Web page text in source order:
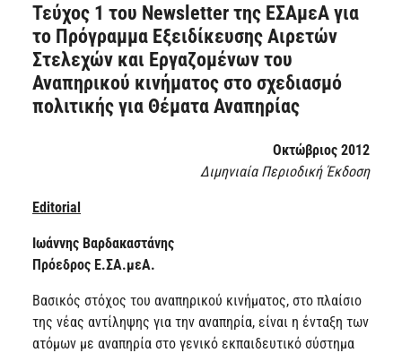
Τεύχος 1 του Newsletter της ΕΣΑμεΑ για
το Πρόγραμμα Εξειδίκευσης Αιρετών
Στελεχών και Εργαζομένων του
Αναπηρικού κινήματος στο σχεδιασμό
πολιτικής για Θέματα Αναπηρίας
Οκτώβριος 2012
Διμηνιαία Περιοδική Έκδοση
Editorial
Ιωάννης Βαρδακαστάνης
Πρόεδρος Ε.ΣΑ.μεΑ.
Βασικός στόχος του αναπηρικού κινήματος, στο πλαίσιο
της νέας αντίληψης για την αναπηρία, είναι η ένταξη των
ατόμων με αναπηρία στο γενικό εκπαιδευτικό σύστημα